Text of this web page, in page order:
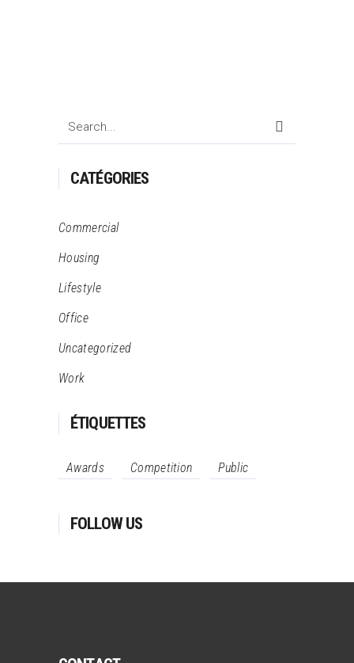
Search
CATÉGORIES
Commercial
Housing
Lifestyle
Office
Uncategorized
Work
ÉTIQUETTES
Awards Competition Public
FOLLOW US